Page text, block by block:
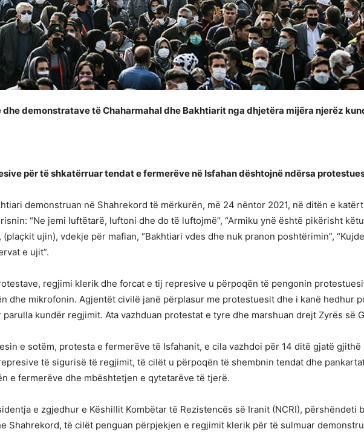
demonstratave të Chaharmahal dhe Bakhtiarit nga dhjetëra mijëra njerëz
për të shkatërruar tendat e fermerëve në Isfahan dështojnë ndërsa
demonstruan në Shahrekord të mërkurën, më 24 nëntor 2021, në ditën e
“Ne jemi luftëtarë, luftoni dhe do të luftojmë”, “Armiku ynë është pikërisht
(plaçkit ujin), vdekje për mafian, “Bakhtiari vdes dhe nuk pranon poshtërimin”,
e ujit”.
regjimi klerik dhe forcat e tij represive u përpoqën të pengonin
dhe mikrofonin. Agjentët civilë janë përplasur me protestuesit dhe i kanë hedhur
kundër regjimit. Ata vazhduan protestat e tyre dhe marshuan drejt Zyrës së
e sotëm, protesta e fermerëve të Isfahanit, e cila vazhdoi për 14 ditë gjatë
të sigurisë të regjimit, të cilët u përpoqën të shembnin tendat dhe
e fermerëve dhe mbështetjen e qytetarëve të tjerë.
e zgjedhur e Këshillit Kombëtar të Rezistencës së Iranit (NCRI), përshëndeti
Shahrekord, të cilët penguan përpjekjen e regjimit klerik për të sulmuar